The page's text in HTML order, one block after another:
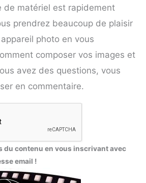
de matériel est rapidement
prendrez beaucoup de plaisir
photo en vous
composer vos images et
avez des questions, vous
en commentaire.
du contenu en vous inscrivant avec
email !